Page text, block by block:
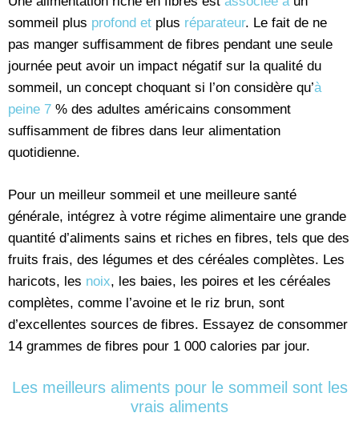
sommeil plus profond et plus réparateur. Le fait de ne
pas manger suffisamment de fibres pendant une seule
journée peut avoir un impact négatif sur la qualité du
sommeil, un concept choquant si l’on considère qu’à
peine 7 % des adultes américains consomment
suffisamment de fibres dans leur alimentation
quotidienne.
Pour un meilleur sommeil et une meilleure santé
générale, intégrez à votre régime alimentaire une grande
quantité d’aliments sains et riches en fibres, tels que des
fruits frais, des légumes et des céréales complètes. Les
haricots, les noix, les baies, les poires et les céréales
complètes, comme l’avoine et le riz brun, sont
d’excellentes sources de fibres. Essayez de consommer
14 grammes de fibres pour 1 000 calories par jour.
Les meilleurs aliments pour le sommeil sont les
vrais aliments